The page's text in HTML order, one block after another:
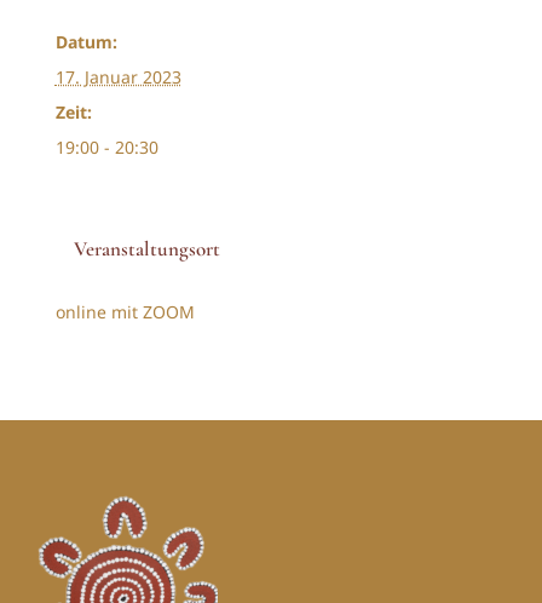
Datum:
17. Januar 2023
Zeit:
19:00 - 20:30
Veranstaltungsort
online mit ZOOM